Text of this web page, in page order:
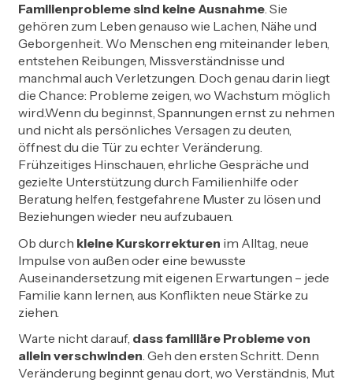
Familienprobleme sind keine Ausnahme. Sie
gehören zum Leben genauso wie Lachen, Nähe und
Geborgenheit. Wo Menschen eng miteinander leben,
entstehen Reibungen, Missverständnisse und
manchmal auch Verletzungen. Doch genau darin liegt
die Chance: Probleme zeigen, wo Wachstum möglich
wird.Wenn du beginnst, Spannungen ernst zu nehmen
und nicht als persönliches Versagen zu deuten,
öffnest du die Tür zu echter Veränderung.
Frühzeitiges Hinschauen, ehrliche Gespräche und
gezielte Unterstützung durch Familienhilfe oder
Beratung helfen, festgefahrene Muster zu lösen und
Beziehungen wieder neu aufzubauen.
Ob durch kleine Kurskorrekturen im Alltag, neue
Impulse von außen oder eine bewusste
Auseinandersetzung mit eigenen Erwartungen – jede
Familie kann lernen, aus Konflikten neue Stärke zu
ziehen.
Warte nicht darauf, dass familiäre Probleme von
allein verschwinden. Geh den ersten Schritt. Denn
Veränderung beginnt genau dort, wo Verständnis, Mut